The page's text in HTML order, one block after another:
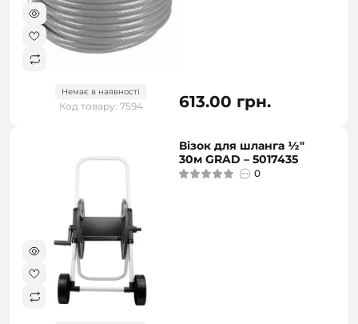
Немає в наявності
Код товару: 7594 613.00 грн.
Візок для шланга ½"
30м GRAD – 5017435
0